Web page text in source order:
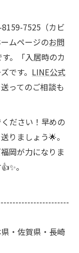
7525（カビ
ムページのお問
。「入居時のカ
です。 LINE公式
ってのご相談も
ださい！早めの
りましょう🌟。
岡が力になりま
。
・佐賀県・長崎